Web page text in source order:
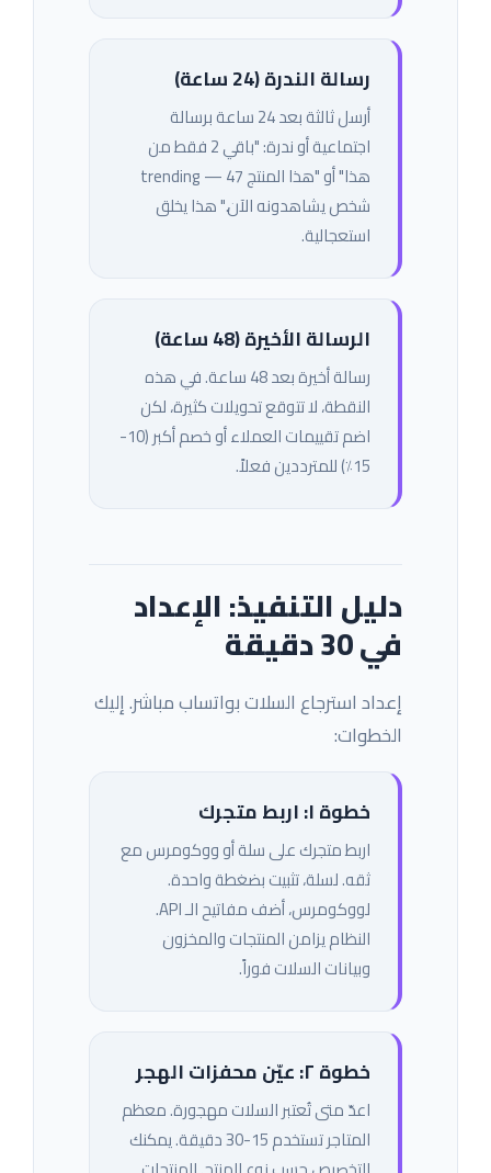
رسالة الندرة (24 ساعة)
أرسل ثالثة بعد 24 ساعة برسالة
اجتماعية أو ندرة: "باقي 2 فقط من
هذا" أو "هذا المنتج trending — 47
شخص يشاهدونه الآن." هذا يخلق
استعجالية.
الرسالة الأخيرة (48 ساعة)
رسالة أخيرة بعد 48 ساعة. في هذه
النقطة، لا تتوقع تحويلات كثيرة، لكن
اضم تقييمات العملاء أو خصم أكبر (10-
15٪) للمترددين فعلاً.
دليل التنفيذ: الإعداد
في 30 دقيقة
إعداد استرجاع السلات بواتساب مباشر. إليك
الخطوات:
خطوة ١: اربط متجرك
اربط متجرك على سلة أو ووكومرس مع
ثقه. لسلة، تثبيت بضغطة واحدة.
لووكومرس، أضف مفاتيح الـ API.
النظام يزامن المنتجات والمخزون
وبيانات السلات فوراً.
خطوة ٢: عيّن محفزات الهجر
اعدّ متى تُعتبر السلات مهجورة. معظم
المتاجر تستخدم 15-30 دقيقة. يمكنك